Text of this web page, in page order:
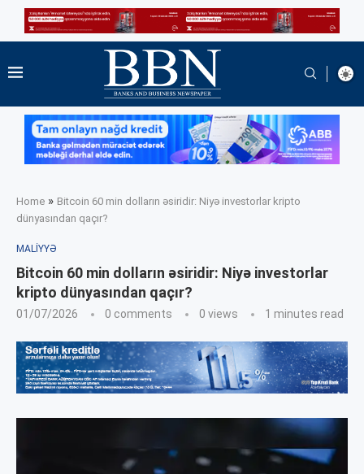
Home » Bitcoin 60 min dolların əsiridir: Niyə investorlar kripto
dünyasından qaçır?
MALIYYƏ
Bitcoin 60 min dolların əsiridir: Niyə investorlar
kripto dünyasından qaçır?
01/07/2026 0 comments 0 views 1 minutes read